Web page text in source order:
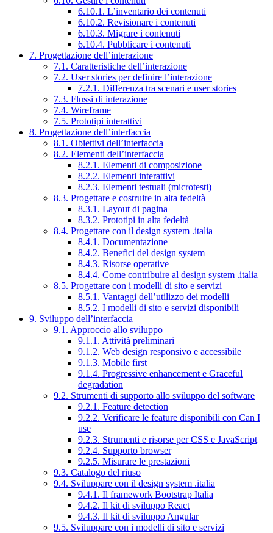
6.10.1. L’inventario dei contenuti
6.10.2. Revisionare i contenuti
6.10.3. Migrare i contenuti
6.10.4. Pubblicare i contenuti
7. Progettazione dell’interazione
7.1. Caratteristiche dell’interazione
7.2. User stories per definire l’interazione
7.2.1. Differenza tra scenari e user stories
7.3. Flussi di interazione
7.4. Wireframe
7.5. Prototipi interattivi
8. Progettazione dell’interfaccia
8.1. Obiettivi dell’interfaccia
8.2. Elementi dell’interfaccia
8.2.1. Elementi di composizione
8.2.2. Elementi interattivi
8.2.3. Elementi testuali (microtesti)
8.3. Progettare e costruire in alta fedeltà
8.3.1. Layout di pagina
8.3.2. Prototipi in alta fedeltà
8.4. Progettare con il design system .italia
8.4.1. Documentazione
8.4.2. Benefici del design system
8.4.3. Risorse operative
8.4.4. Come contribuire al design system .italia
8.5. Progettare con i modelli di sito e servizi
8.5.1. Vantaggi dell’utilizzo dei modelli
8.5.2. I modelli di sito e servizi disponibili
9. Sviluppo dell’interfaccia
9.1. Approccio allo sviluppo
9.1.1. Attività preliminari
9.1.2. Web design responsivo e accessibile
9.1.3. Mobile first
9.1.4. Progressive enhancement e Graceful
degradation
9.2. Strumenti di supporto allo sviluppo del software
9.2.1. Feature detection
9.2.2. Verificare le feature disponibili con Can I
use
9.2.3. Strumenti e risorse per CSS e JavaScript
9.2.4. Supporto browser
9.2.5. Misurare le prestazioni
9.3. Catalogo del riuso
9.4. Sviluppare con il design system .italia
9.4.1. Il framework Bootstrap Italia
9.4.2. Il kit di sviluppo React
9.4.3. Il kit di sviluppo Angular
9.5. Sviluppare con i modelli di sito e servizi